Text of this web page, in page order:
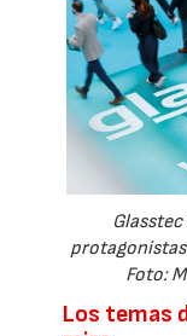
Foto:
Los temas